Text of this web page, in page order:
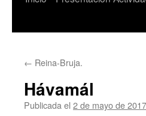
← Reina-Bruja.
Hávamál
Publicada el 2 de mayo de 2017